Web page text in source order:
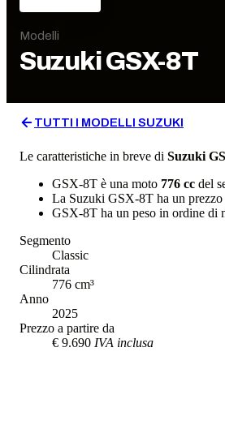
Modelli
SuzukiGSX-8T
TUTTI I MODELLI SUZUKI
Le caratteristiche in breve di Suzuki
GSX-8T è una moto 776 cc del
La Suzuki GSX-8T ha un prezzo
GSX-8T ha un peso in ordine di
Segmento
Classic
Cilindrata
776 cm³
Anno
2025
Prezzo a partire da
€ 9.690 IVA inclusa